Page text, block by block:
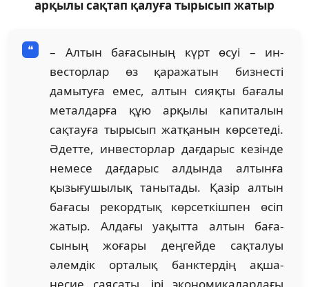
арқылы сақтап қалуға тырысып жатыр
– Алтын бағасының күрт өсуі – ин­
весторлар өз қаражатын бизнесті
дамытуға емес, алтын сияқты бағалы
металдарға құю арқылы капиталын
сақтауға тырысып жатқанын көрсетеді.
Әдетте, инвесторлар дағдарыс кезінде
немесе дағдарыс алдында алтынға
қызығушылық танытады. Қазір алтын
бағасы рекордтық көрсеткіш­пен өсіп
жатыр. Алдағы уақытта алтын баға­
сының жоғары деңгейде сақталуы
әлемдік орталық банктердің ақша-
несие саясаты, ірі экономикалардағы